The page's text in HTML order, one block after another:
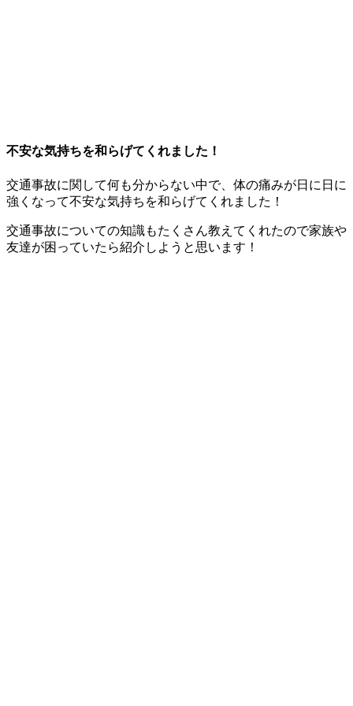
不安な気持ちを和らげてくれました！
交通事故に関して何も分からない中で、体の痛みが日に日に
強くなって不安な気持ちを和らげてくれました！
交通事故についての知識もたくさん教えてくれたので家族や
友達が困っていたら紹介しようと思います！